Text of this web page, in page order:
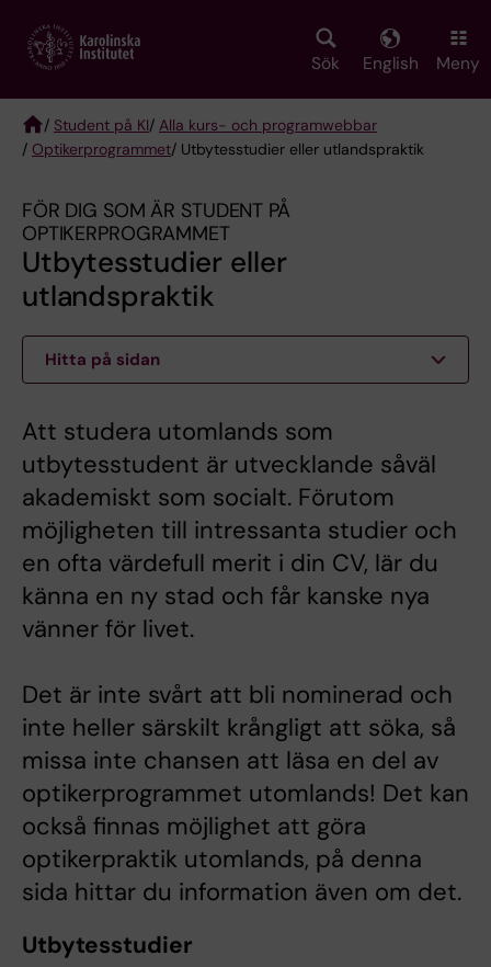
main
Sök English Meny
Breadcrumb
/ Student på KI/ Alla kurs- och programwebbar
/ Optikerprogrammet/ Utbytesstudier eller utlandspraktik
FÖR DIG SOM ÄR STUDENT PÅ
OPTIKERPROGRAMMET
Utbytesstudier eller
utlandspraktik
Hitta på sidan
Att studera utomlands som
utbytesstudent är utvecklande såväl
akademiskt som socialt. Förutom
möjligheten till intressanta studier och
en ofta värdefull merit i din CV, lär du
känna en ny stad och får kanske nya
vänner för livet.
Det är inte svårt att bli nominerad och
inte heller särskilt krångligt att söka, så
missa inte chansen att läsa en del av
optikerprogrammet utomlands! Det kan
också finnas möjlighet att göra
optikerpraktik utomlands, på denna
sida hittar du information även om det.
Utbytesstudier